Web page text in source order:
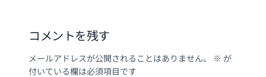
コメントを残す
メールアドレスが公開されることはありません。 ※ が
付いている欄は必須項目です